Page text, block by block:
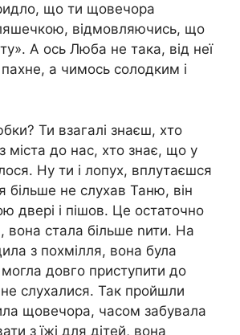
що ти щовечора
відмовляючись, що
А ось Люба не така, від неї
а чимось солодким і
Ти взагалі знаєш, хто
міста до нас, хто знає, що у
Ну ти і лопух, вплутаєшся
не слухав Таню, він
двері і пішов. Це остаточно
вона стала більше nити. На
з похмілля, вона була
довго приступити до
слухалися. Так пройшли
щовечора, часом забувала
з їжі для дітей, вона